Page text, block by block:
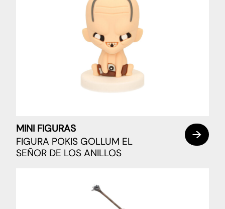
MINI FIGURAS
FIGURA POKIS GOLLUM EL
SEÑOR DE LOS ANILLOS